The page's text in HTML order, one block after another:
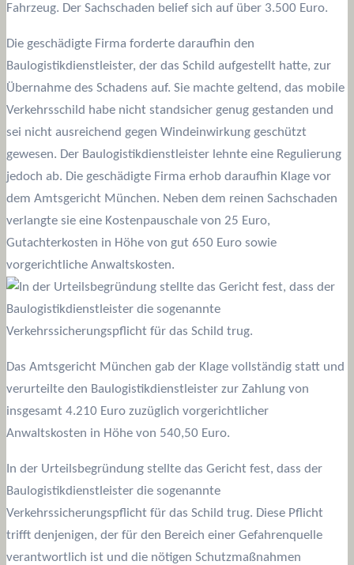
Fahrzeug. Der Sachschaden belief sich auf über 3.500 Euro.
Die geschädigte Firma forderte daraufhin den
Baulogistikdienstleister, der das Schild aufgestellt hatte, zur
Übernahme des Schadens auf. Sie machte geltend, das mobile
Verkehrsschild habe nicht standsicher genug gestanden und
sei nicht ausreichend gegen Windeinwirkung geschützt
gewesen. Der Baulogistikdienstleister lehnte eine Regulierung
jedoch ab. Die geschädigte Firma erhob daraufhin Klage vor
dem Amtsgericht München. Neben dem reinen Sachschaden
verlangte sie eine Kostenpauschale von 25 Euro,
Gutachterkosten in Höhe von gut 650 Euro sowie
vorgerichtliche Anwaltskosten.
Das Amtsgericht München gab der Klage vollständig statt und
verurteilte den Baulogistikdienstleister zur Zahlung von
insgesamt 4.210 Euro zuzüglich vorgerichtlicher
Anwaltskosten in Höhe von 540,50 Euro.
In der Urteilsbegründung stellte das Gericht fest, dass der
Baulogistikdienstleister die sogenannte
Verkehrssicherungspflicht für das Schild trug. Diese Pflicht
trifft denjenigen, der für den Bereich einer Gefahrenquelle
verantwortlich ist und die nötigen Schutzmaßnahmen